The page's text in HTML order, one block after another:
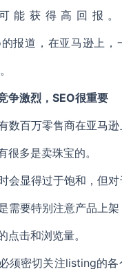
能获得高回报
报道，在亚马逊上，
争激烈，SEO很重要
数百万零售商在亚马
很多是卖珠宝的。
会显得过于饱和，但
需要特别注意产品上架
点击和浏览量。
须密切关注listing的